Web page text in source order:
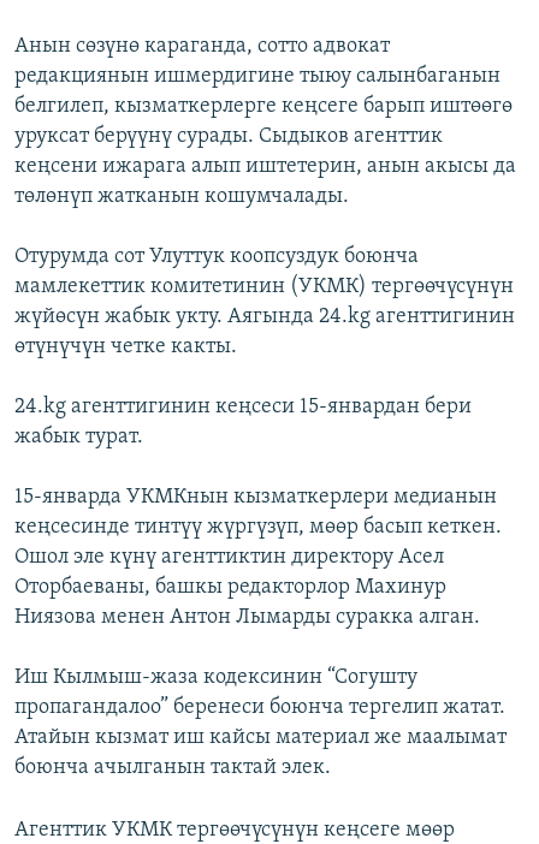
Анын сөзүнө караганда, сотто адвокат
редакциянын ишмердигине тыюу салынбаганын
белгилеп, кызматкерлерге кеңсеге барып иштөөгө
уруксат берүүнү сурады. Сыдыков агенттик
кеңсени ижарага алып иштетерин, анын акысы да
төлөнүп жатканын кошумчалады.
Отурумда сот Улуттук коопсуздук боюнча
мамлекеттик комитетинин (УКМК) тергөөчүсүнүн
жүйөсүн жабык укту. Аягында 24.kg агенттигинин
өтүнүчүн четке какты.
24.kg агенттигинин кеңсеси 15-январдан бери
жабык турат.
15-январда УКМКнын кызматкерлери медианын
кеңсесинде тинтүү жүргүзүп, мөөр басып кеткен.
Ошол эле күнү агенттиктин директору Асел
Оторбаеваны, башкы редакторлор Махинур
Ниязова менен Антон Лымарды суракка алган.
Иш Кылмыш-жаза кодексинин “Согушту
пропагандалоо” беренеси боюнча тергелип жатат.
Атайын кызмат иш кайсы материал же маалымат
боюнча ачылганын тактай элек.
Агенттик УКМК тергөөчүсүнүн кеңсеге мөөр